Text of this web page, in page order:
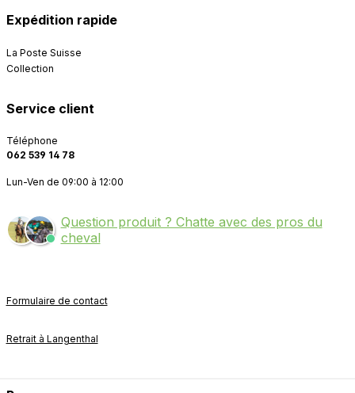
Expédition rapide
La Poste Suisse
Collection
Service client
Téléphone
062 539 14 78
Lun-Ven de 09:00 à 12:00
Question produit ? Chatte avec des pros du
cheval
Formulaire de contact
Retrait à Langenthal